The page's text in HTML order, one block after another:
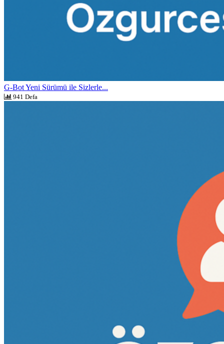
G-Bot Yeni Sürümü ile Sizlerle...
941 Defa